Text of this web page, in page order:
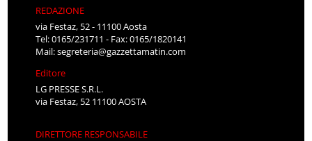
REDAZIONE
via Festaz, 52 - 11100 Aosta
Tel: 0165/231711 - Fax: 0165/1820141
Mail:segreteria@gazzettamatin.com
Editore
LG PRESSE S.R.L.
via Festaz, 52 11100 AOSTA
DIRETTORE RESPONSABILE